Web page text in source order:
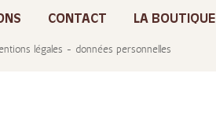
CONTACT LA BOUTIQUE
légales - données personnelles